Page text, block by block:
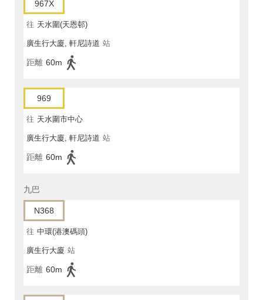
967X
往 天水圍(天恩邨)
廣生行大廈, 軒尼詩道 站
距離 60m
969
往 天水圍市中心
廣生行大廈, 軒尼詩道 站
距離 60m
九巴
N368
往 中環(港澳碼頭)
廣生行大廈 站
距離 60m